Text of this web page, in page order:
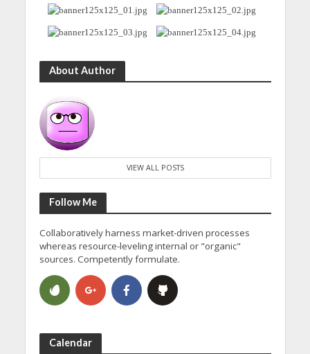
About Author
VIEW ALL POSTS
Follow Me
Collaboratively harness market-driven processes
whereas resource-leveling internal or "organic"
sources. Competently formulate.
Calendar